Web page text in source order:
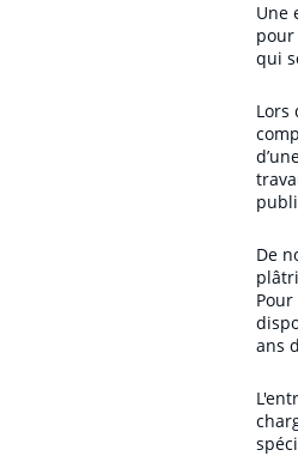
Une
qui
Lors
De
ans